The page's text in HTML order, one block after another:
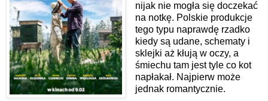
nijak nie mogła się doczekać
na notkę. Polskie produkcje
tego typu naprawdę rzadko
kiedy są udane, schematy i
sklejki aż kłują w oczy, a
śmiechu tam jest tyle co kot
napłakał. Najpierw może
jednak romantycznie.